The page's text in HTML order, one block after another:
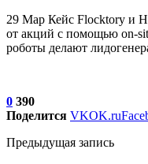
29 Мар Кейс Flocktory и
от акций с помощью on-
роботы делают
0 390
Поделится VKOK.ru
Предыдущая запись